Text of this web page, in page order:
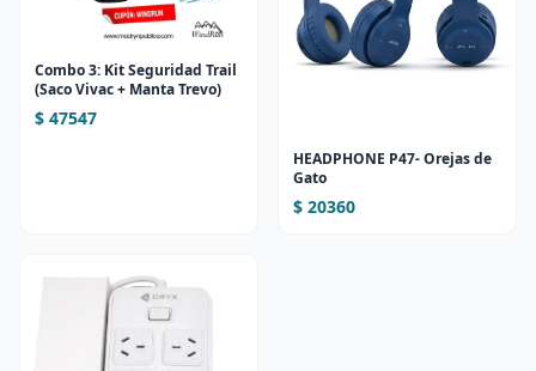
Combo 3: Kit Seguridad Trail
(Saco Vivac + Manta Trevo)
$ 47547
HEADPHONE P47- Orejas de
Gato
$ 20360